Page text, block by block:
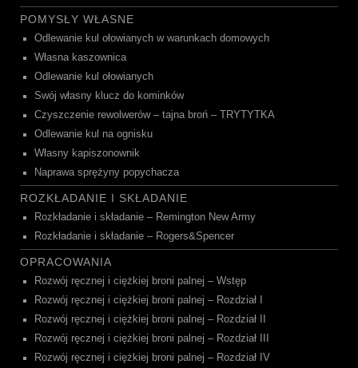
POMYSŁY WŁASNE
Odlewanie kul ołowianych w warunkach domowych
Własna kaszownica
Odlewanie kul ołowianych
Swój własny klucz do kominków
Czyszczenie rewolwerów – tajna broń – TRYTYTKA
Odlewanie kul na ognisku
Własny kapiszonownik
Naprawa sprężyny popychacza
ROZKŁADANIE I SKŁADANIE
Rozkładanie i składanie – Remington New Army
Rozkładanie i składanie – Rogers&Spencer
OPRACOWANIA
Rozwój ręcznej i ciężkiej broni palnej – Wstęp
Rozwój ręcznej i ciężkiej broni palnej – Rozdział I
Rozwój ręcznej i ciężkiej broni palnej – Rozdział II
Rozwój ręcznej i ciężkiej broni palnej – Rozdział III
Rozwój ręcznej i ciężkiej broni palnej – Rozdział IV